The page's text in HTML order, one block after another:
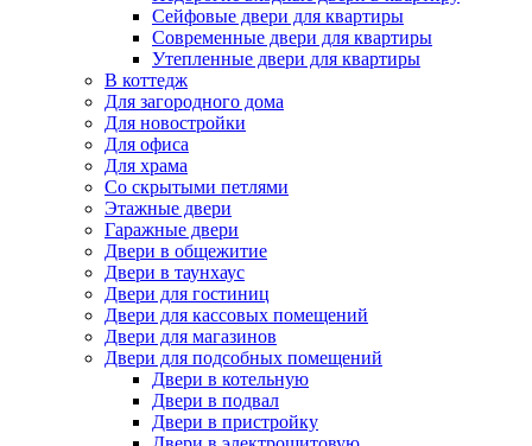
Сейфовые двери для квартиры
Современные двери для квартиры
Утепленные двери для квартиры
В коттедж
Для загородного дома
Для новостройки
Для офиса
Для храма
Со скрытыми петлями
Этажные двери
Гаражные двери
Двери в общежитие
Двери в таунхаус
Двери для гостиниц
Двери для кассовых помещений
Двери для магазинов
Двери для подсобных помещений
Двери в котельную
Двери в подвал
Двери в пристройку